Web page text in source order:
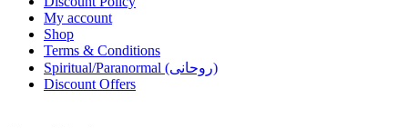
My account
Shop
Terms & Conditions
Spiritual/Paranormal (روحانی)
Discount Offers